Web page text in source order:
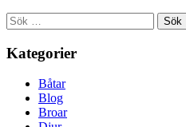
Sök
efter:
Kategorier
Båtar
Blog
Broar